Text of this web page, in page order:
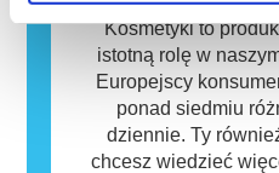
oznacza to jednak, że
bezpieczny dla innych.
Kosmetyki to
istotną rolę w
Europejscy
ponad siedmiu
dziennie. Ty
chcesz wiedzieć